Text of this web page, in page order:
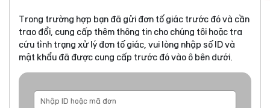
Trong trường hợp bạn đã gửi đơn tố giác trước đó và cần
trao đổi, cung cấp thêm thông tin cho chúng tôi hoặc tra
cứu tình trạng xử lý đơn tố giác, vui lòng nhập số ID và
mật khẩu đã được cung cấp trước đó vào ô bên dưới.